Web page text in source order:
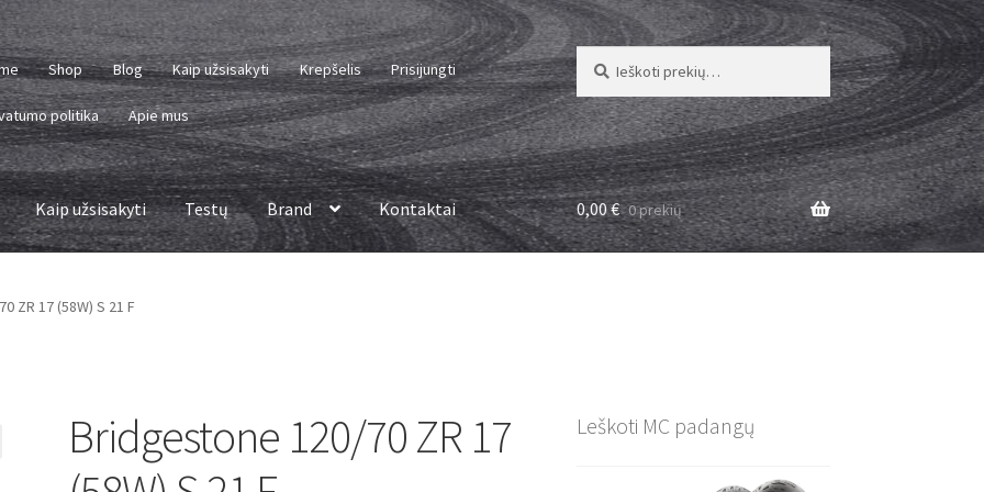
Shop Blog Kaip užsisakyti Krepšelis Prisijungti
politika Apie mus
Ieškoti:
Ieškoti
Kaip užsisakyti Testų Brand Kontaktai 0,00€ 0 prekių
ZR 17 (58W) S 21 F
Bridgestone 120/70 ZR 17
Leškoti MC padangų